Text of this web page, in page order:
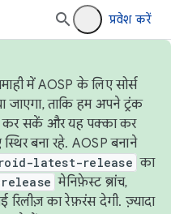
प्रवेश करें
में AOSP के लिए सोर्स
जाएगा, ताकि हम अपने ट्रंक
कर सकें और यह पक्का कर
बना रहे. AOSP बनाने
latest-release का
मेनिफ़ेस्ट ब्रांच,
का रेफ़रंस देगी. ज़्यादा